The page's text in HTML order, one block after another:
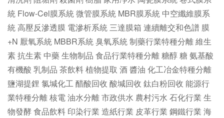
統 Flow-Cel膜系統微管膜系統 MBR膜系統 中空纖維膜系
統高壓反滲透膜 電滲析系統三達膜箱 連續離交和色譜 膜
+N 厭氧系統 MBBR系統臭氧系統制藥行業特種分離維生
素抗生素 中藥生物制品 食品行業特種分離糖醇糖氨基酸
有機酸 乳制品 茶飲料植物提取 酒醬油 化工冶金特種分離
鹽湖提鋰 氯堿化工 醋酸回收 酸堿回收 鈦白粉回收 能源行
業特種分離核電油水分離市政供水 農村污水 石化行業 生
物發酵食品飲料 印染行業 造紙行業 皮革行業 鋼鐵行業 海